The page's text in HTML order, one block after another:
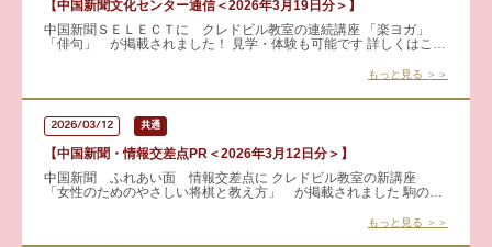
【中国新聞文化センター通信＜2026年3月19日分＞】
中国新聞ＳＥＬＥＣＴに クレドビル教室の連続講座 「楽ヨガ」
「俳句」 が掲載されました！ 見学・体験も可能です 詳しくはこち
もっと見る ＞＞
2026/03/12 共通
【中国新聞・情報交差点PR＜2026年3月12日分＞】
中国新聞 ふれあい面 情報交差点に クレドビル教室の新講座
「女性のためのやさしい将棋と教え方」 が掲載されました 駒の動
もっと見る ＞＞